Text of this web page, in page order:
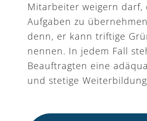
Mitarbeiter weigern darf,
Aufgaben zu
denn, er kann triftige
nennen. In jedem Fall
Beauftragten eine
und stetige